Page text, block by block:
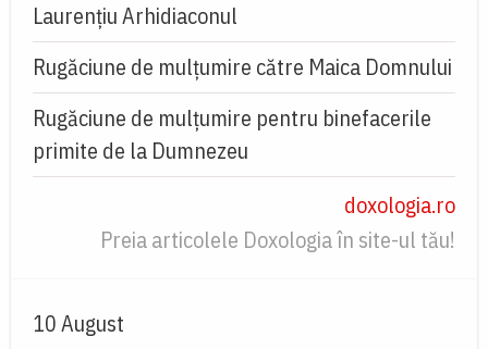
Laurențiu Arhidiaconul
Rugăciune de mulţumire către Maica Domnului
Rugăciune de mulțumire pentru binefacerile
primite de la Dumnezeu
doxologia.ro
Preia articolele Doxologia în site-ul tău!
10 August